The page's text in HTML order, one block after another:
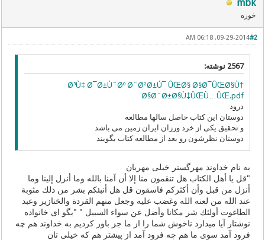
mbk
خوره
#2
09-29-2014, 06:18 AM
2567 نوشته:
Ø³Ù‡ Ø¯Ø±ÙˆØº Ø¨Ø²Ø±Ú¯ ÛŒØ§ Ø§Ø¯ÛŒØ§Ù†
Ø§Ø¨Ø±Ø§Ù‡ÛŒÙ…ÛŒ.pdf
درود
دوستان این کتاب حاصل سالها مطالعه
و تحقیق یکی از خرد ورزان ایران زمین می باشد
دوستان نظرشون رو بعد از مطالعه کتاب بگویند
به نام خداوند مهرگستر خیلی مهربان
"قل یا أهل الكتاب هل تنقمون منا إلا أن آمنا بالله وما أنزل إلینا وما
أنزل من قبل وأن أكثركم فاسقون قل هل أنبئكم بشر من ذلك مثوبة
عند الله من لعنه الله وغضب علیه وجعل منهم القردة والخنازیر وعبد
الطاغوت أولئك شر مكانا وأضل عن سواء السبیل " "بگو ای خانواده
نوشتار آیا میدارد ناخوش شما را از ما جز باور کردیم به خداوند هم چه
فرود آمد سوی ما هم چه فرود آمد از پیشتر هم که خیلی تان